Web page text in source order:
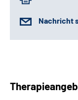
Nachricht